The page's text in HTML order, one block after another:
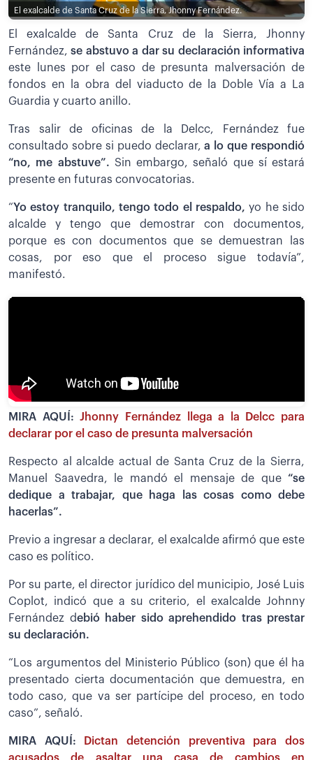
El exalcalde de Santa Cruz de la Sierra, Jhonny Fernández.
El exalcalde de Santa Cruz de la Sierra, Jhonny
Fernández,se abstuvo a dar su declaración informativa
este lunes por el caso de presunta malversación de
fondos en la obra del viaducto de la Doble Vía a La
Guardia y cuarto anillo.
Tras salir de oficinas de la Delcc, Fernández fue
consultado sobre si puedo declarar,a lo que respondió
“no, me abstuve”. Sin embargo, señaló que sí estará
presente en futuras convocatorias.
“Yo estoy tranquilo, tengo todo el respaldo,yo he sido
alcalde y tengo que demostrar con documentos,
porque es con documentos que se demuestran las
cosas, por eso que el proceso sigue todavía”,
manifestó.
MIRA AQUÍ:Jhonny Fernández llega a la Delcc para
declarar por el caso de presunta malversación
Respecto al alcalde actual de Santa Cruz de la Sierra,
Manuel Saavedra, le mandó el mensaje de que “se
dedique a trabajar, que haga las cosas como debe
hacerlas”.
Previo a ingresar a declarar, el exalcalde afirmó que este
caso es político.
Por su parte, el director jurídico del municipio, José Luis
Coplot, indicó que a su criterio, el exalcalde Johnny
Fernández debió haber sido aprehendido tras prestar
su declaración.
“Los argumentos del Ministerio Público (son) que él ha
presentado cierta documentación que demuestra, en
todo caso, que va ser partícipe del proceso, en todo
caso”, señaló.
MIRA AQUÍ:
Dictan detención preventiva para dos
acusados de asaltar una casa de cambios en